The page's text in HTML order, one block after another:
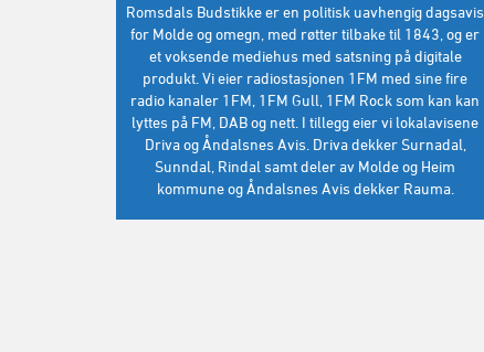
Romsdals Budstikke er en politisk uavhengig dagsavis
for Molde og omegn, med røtter tilbake til 1843, og er
et voksende mediehus med satsning på digitale
produkt. Vi eier radiostasjonen 1FM med sine fire
radio kanaler 1FM, 1FM Gull, 1FM Rock som kan kan
lyttes på FM, DAB og nett. I tillegg eier vi lokalavisene
Driva og Åndalsnes Avis. Driva dekker Surnadal,
Sunndal, Rindal samt deler av Molde og Heim
kommune og Åndalsnes Avis dekker Rauma.